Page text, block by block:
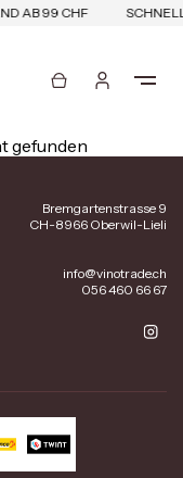
AB 99 CHF
gefunden
Bremgartenstrasse 9
CH-8966 Oberwil-Lieli
info@vinotrade.ch
056 460 66 67